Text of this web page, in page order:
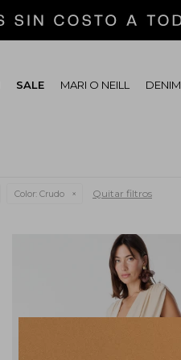
SALE MARI O NEILL DENIM
Color: Crudo Quitar filtros